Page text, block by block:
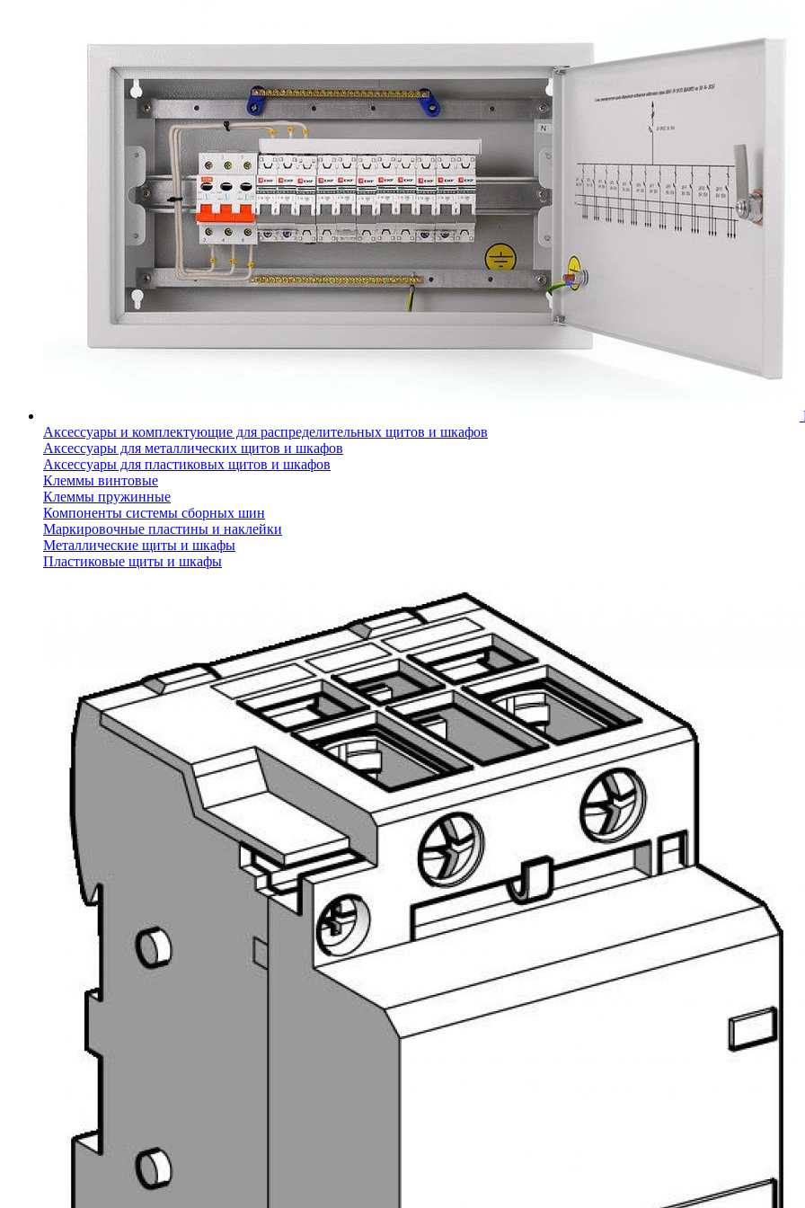
Аксессуары и комплектующие для распределительных щитов и шкафов
Аксессуары для металлических щитов и шкафов
Аксессуары для пластиковых щитов и шкафов
Клеммы винтовые
Клеммы пружинные
Компоненты системы сборных шин
Маркировочные пластины и наклейки
Металлические щиты и шкафы
Пластиковые щиты и шкафы